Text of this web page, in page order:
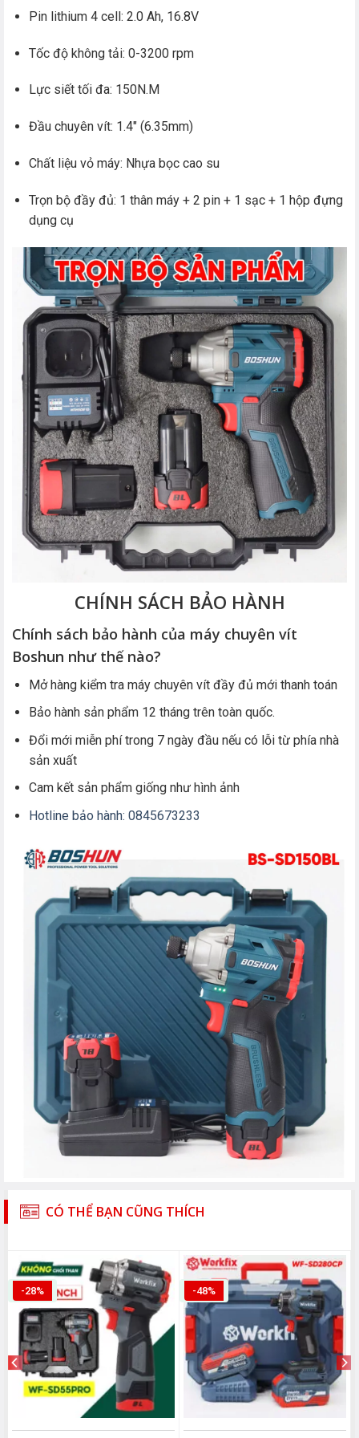
Pin lithium 4 cell: 2.0 Ah, 16.8V
Tốc độ không tải: 0-3200 rpm
Lực siết tối đa: 150N.M
Đầu chuyên vít: 1.4″ (6.35mm)
Chất liệu vỏ máy: Nhựa bọc cao su
Trọn bộ đầy đủ: 1 thân máy + 2 pin + 1 sạc + 1 hộp đựng
dụng cụ
CHÍNH SÁCH BẢO HÀNH
Chính sách bảo hành của máy chuyên vít
Boshun như thế nào?
Mở hàng kiểm tra máy chuyên vít đầy đủ mới thanh toán
Bảo hành sản phẩm 12 tháng trên toàn quốc.
Đổi mới miễn phí trong 7 ngày đầu nếu có lỗi từ phía nhà
sản xuất
Cam kết sản phẩm giống như hình ảnh
Hotline bảo hành: 0845673233
CÓ THỂ BẠN CŨNG THÍCH
-28% -48%